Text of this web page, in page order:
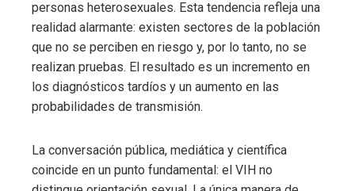
personas heterosexuales. Esta tendencia refleja una
realidad alarmante: existen sectores de la población
que no se perciben en riesgo y, por lo tanto, no se
realizan pruebas. El resultado es un incremento en
los diagnósticos tardíos y un aumento en las
probabilidades de transmisión.
La conversación pública, mediática y científica
coincide en un punto fundamental: el VIH no